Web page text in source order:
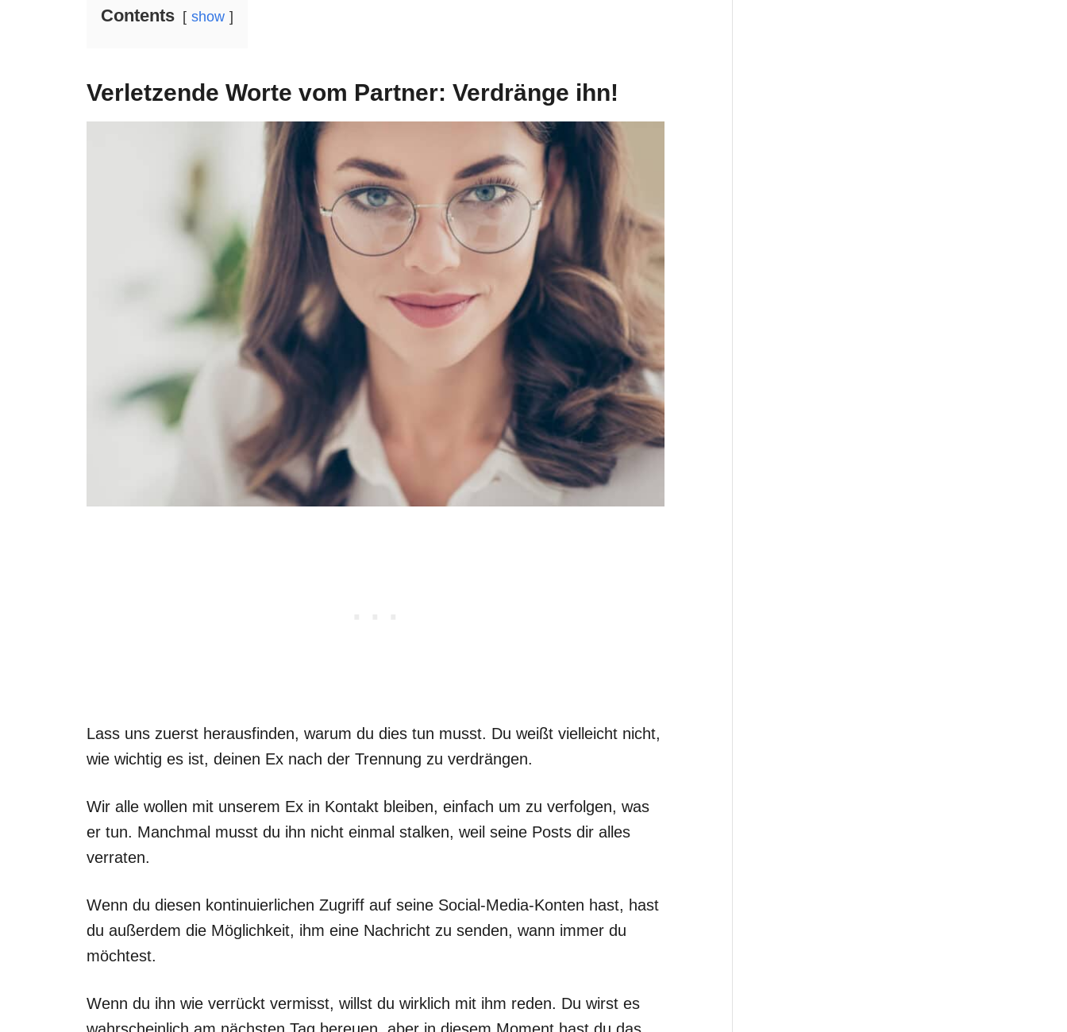
Contents show
Verletzende Worte vom Partner: Verdränge ihn!
Lass uns zuerst herausfinden, warum du dies tun musst. Du weißt vielleicht nicht,
wie wichtig es ist, deinen Ex nach der Trennung zu verdrängen.
Wir alle wollen mit unserem Ex in Kontakt bleiben, einfach um zu verfolgen, was
er tun. Manchmal musst du ihn nicht einmal stalken, weil seine Posts dir alles
verraten.
Wenn du diesen kontinuierlichen Zugriff auf seine Social-Media-Konten hast, hast
du außerdem die Möglichkeit, ihm eine Nachricht zu senden, wann immer du
möchtest.
Wenn du ihn wie verrückt vermisst, willst du wirklich mit ihm reden. Du wirst es